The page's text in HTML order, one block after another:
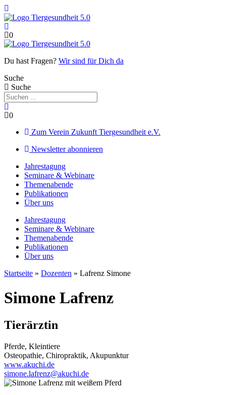
Zum
Inhalt
springen
0
Du hast Fragen? Wir sind für Dich da
Suche
Suche
0
Zum Verein Zukunft Tiergesundheit e.V.
Newsletter abonnieren
Jahrestagung
Seminare & Webinare
Themenabende
Publikationen
Über uns
Jahrestagung
Seminare & Webinare
Themenabende
Publikationen
Über uns
Startseite » Dozenten » Lafrenz Simone
Simone Lafrenz
Tierärztin
Pferde, Kleintiere
Osteopathie, Chiropraktik, Akupunktur
www.akuchi.de
simone.lafrenz@akuchi.de